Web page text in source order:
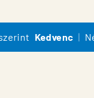
Kedvenc